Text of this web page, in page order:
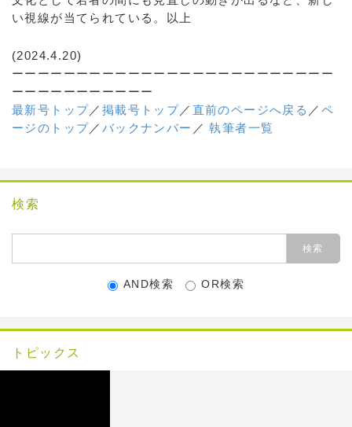
い視線が当てられている。以上
(2024.4.20)
ーーーーーーーーーーーーーーーーーーーーーーーーー
ーーーーーーーーーーー
最新号トップ／ 掲載号トップ／ 直前のページへ戻る ／ ペ
ージのトップ／ バックナンバー ／執筆者一覧
検索
AND検索 OR検索
トピックス